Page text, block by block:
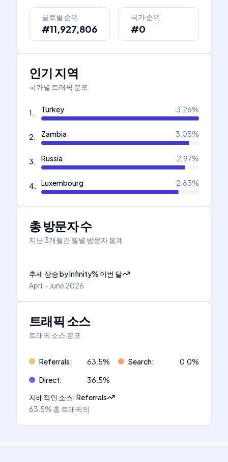
글로벌 순위
#11,927,806
국가 순위
#0
인기 지역
국가별 트래픽 분포
1. Turkey 3.26%
2. Zambia 3.05%
3. Russia 2.97%
4. Luxembourg 2.83%
총 방문자 수
지난 3개월간 월별 방문자 통계
추세 상승byInfinity% 이번 달
April - June 2026
트래픽 소스
트래픽 소스 분포
Referrals: 63.5% Search: 0.0%
Direct: 36.5%
지배적인 소스:Referrals
63.5% 총 트래픽의